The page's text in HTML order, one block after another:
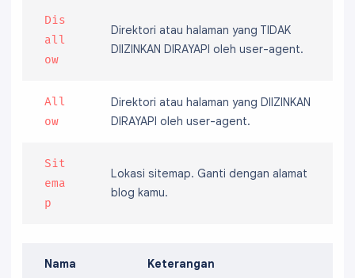
Dis
all
ow
Direktori atau halaman yang TIDAK
DIIZINKAN DIRAYAPI oleh user-agent.
All
ow
Direktori atau halaman yang DIIZINKAN
DIRAYAPI oleh user-agent.
Sit
ema
p
Lokasi sitemap. Ganti dengan alamat
blog kamu.
Nama Keterangan